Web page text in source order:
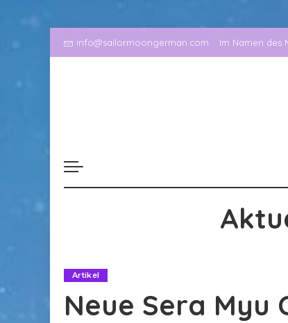
info@sailormoongerman.com Im Namen des
Artikel
Neue Sera Myu